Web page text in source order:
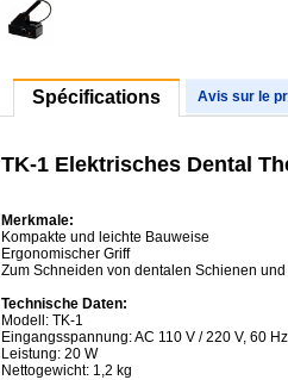
Spécifications Avis sur le
TK-1 Elektrisches Dental
Merkmale:
Kompakte und leichte Bauweise
Ergonomischer Griff
Zum Schneiden von dentalen Schienen
Technische Daten:
Modell: TK-1
Eingangsspannung: AC 110 V / 220 V, 60 Hz
Leistung: 20 W
Nettogewicht: 1,2 kg